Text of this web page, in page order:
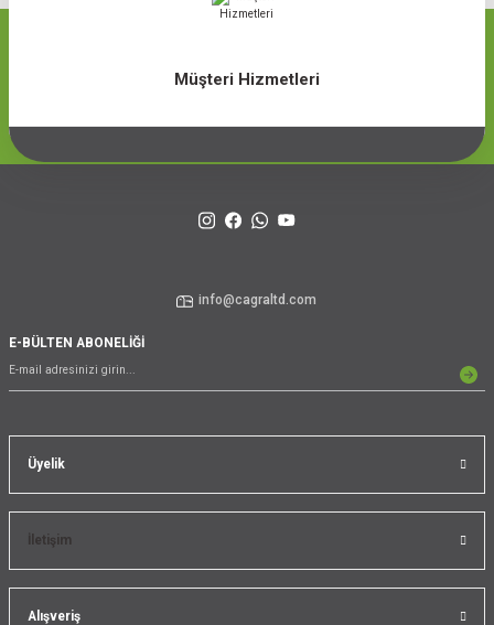
Müşteri Hizmetleri
Üyelik
İletişim
Alışveriş
info@cagraltd.com
E-BÜLTEN ABONELİĞİ